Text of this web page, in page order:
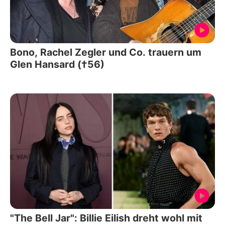
Bono, Rachel Zegler und Co. trauern um
Glen Hansard (†56)
"The Bell Jar": Billie Eilish dreht wohl mit